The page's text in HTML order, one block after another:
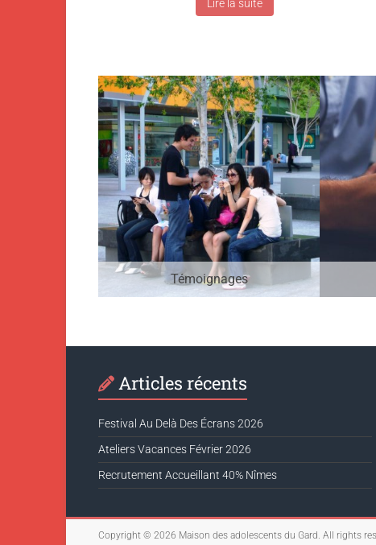
Lire la suite
Témoignages
Articles récents
Festival Au Delà Des Écrans 2026
Ateliers Vacances Février 2026
Recrutement Accueillant 40% Nîmes
Copyright © 2026 Maison des adolescents du Gard . All rights